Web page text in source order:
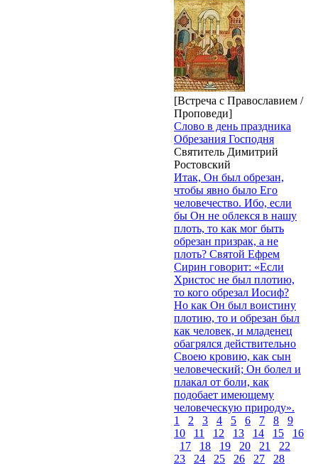
[Встреча с Православием /
Проповеди]
Слово в день праздника
Обрезания Господня
Святитель Димитрий
Ростовский
Итак, Он был обрезан,
чтобы явно было Его
человечество. Ибо, если
бы Он не облекся в нашу
плоть, то как мог быть
обрезан призрак, а не
плоть? Святой Ефрем
Сирин говорит: «Если
Христос не был плотию,
то кого обрезал Иосиф?
Но как Он был воистину
плотию, то и обрезан был
как человек, и младенец
обагрялся действительно
Своею кровию, как сын
человеческий; Он болел и
плакал от боли, как
подобает имеющему
человеческую природу».
1
2 3 4 5 6 7 8
9
10
11 12 13 14 15
16
17
18 19 20 21
22
23
24 25 26 27
28